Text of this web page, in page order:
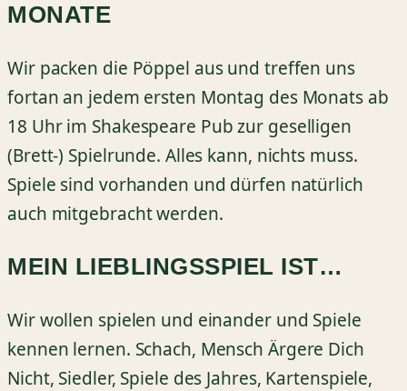
MONATE
Wir packen die Pöppel aus und treffen uns
fortan an jedem ersten Montag des Monats ab
18 Uhr im Shakespeare Pub zur geselligen
(Brett-) Spielrunde. Alles kann, nichts muss.
Spiele sind vorhanden und dürfen natürlich
auch mitgebracht werden.
MEIN LIEBLINGSSPIEL IST…
Wir wollen spielen und einander und Spiele
kennen lernen. Schach, Mensch Ärgere Dich
Nicht, Siedler, Spiele des Jahres, Kartenspiele,